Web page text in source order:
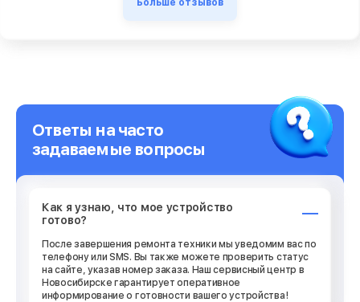
Больше отзывов
Ответы на часто
задаваемые вопросы
Как я узнаю, что мое устройство
готово?
После завершения ремонта техники мы уведомим вас по
телефону или SMS. Вы также можете проверить статус
на сайте, указав номер заказа. Наш сервисный центр в
Новосибирске гарантирует оперативное
информирование о готовности вашего устройства!